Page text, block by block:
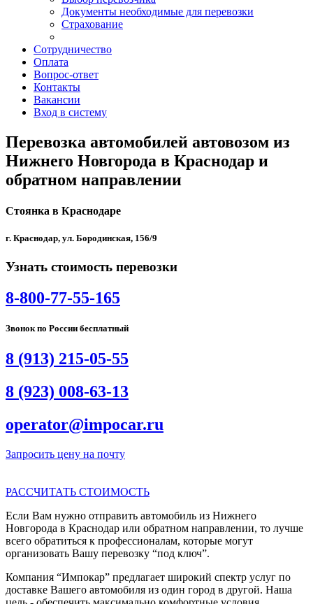
Документы необходимые для перевозки
Страхование
Сотрудничество
Оплата
Вопрос-ответ
Контакты
Вакансии
Вход в систему
Перевозка автомобилей автовозом из
Нижнего Новгорода в Краснодар и
обратном направлении
Стоянка в Краснодаре
г. Краснодар, ул. Бородинская, 156/9
Узнать стоимость перевозки
8-800-77-55-165
Звонок по России бесплатный
8 (913) 215-05-55
8 (923) 008-63-13
operator@impocar.ru
Запросить цену на почту
РАССЧИТАТЬ СТОИМОСТЬ
Если Вам нужно отправить автомобиль из Нижнего
Новгорода в Краснодар или обратном направлении, то лучше
всего обратиться к профессионалам, которые могут
организовать Вашу перевозку “под ключ”.
Компания “Импокар” предлагает широкий спектр услуг по
доставке Вашего автомобиля из один город в другой. Наша